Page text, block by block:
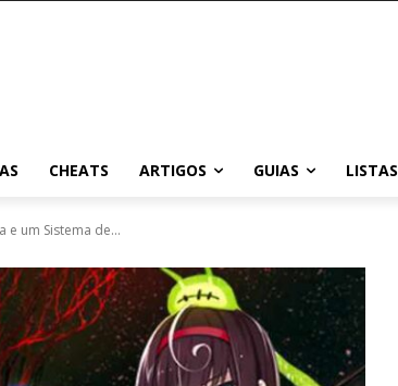
CHEATS ARTIGOS GUIAS LISTAS
e um Sistema de...